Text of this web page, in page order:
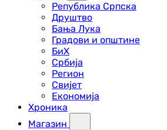
Република Српска
Друштво
Бања Лука
Градови и општине
БиХ
Србија
Регион
Свијет
Економија
Хроника
Магазин